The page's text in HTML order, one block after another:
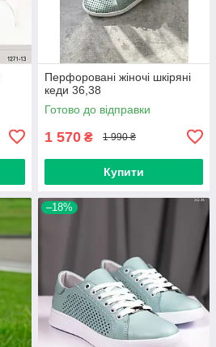
Перфоровані жіночі шкіряні
кеди 36,38
Готово до відправки
1 570 ₴ 1 990 ₴
Купити
–18%